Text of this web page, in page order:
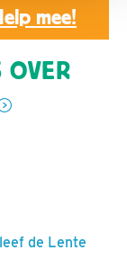
mee!
OVER
de Lente